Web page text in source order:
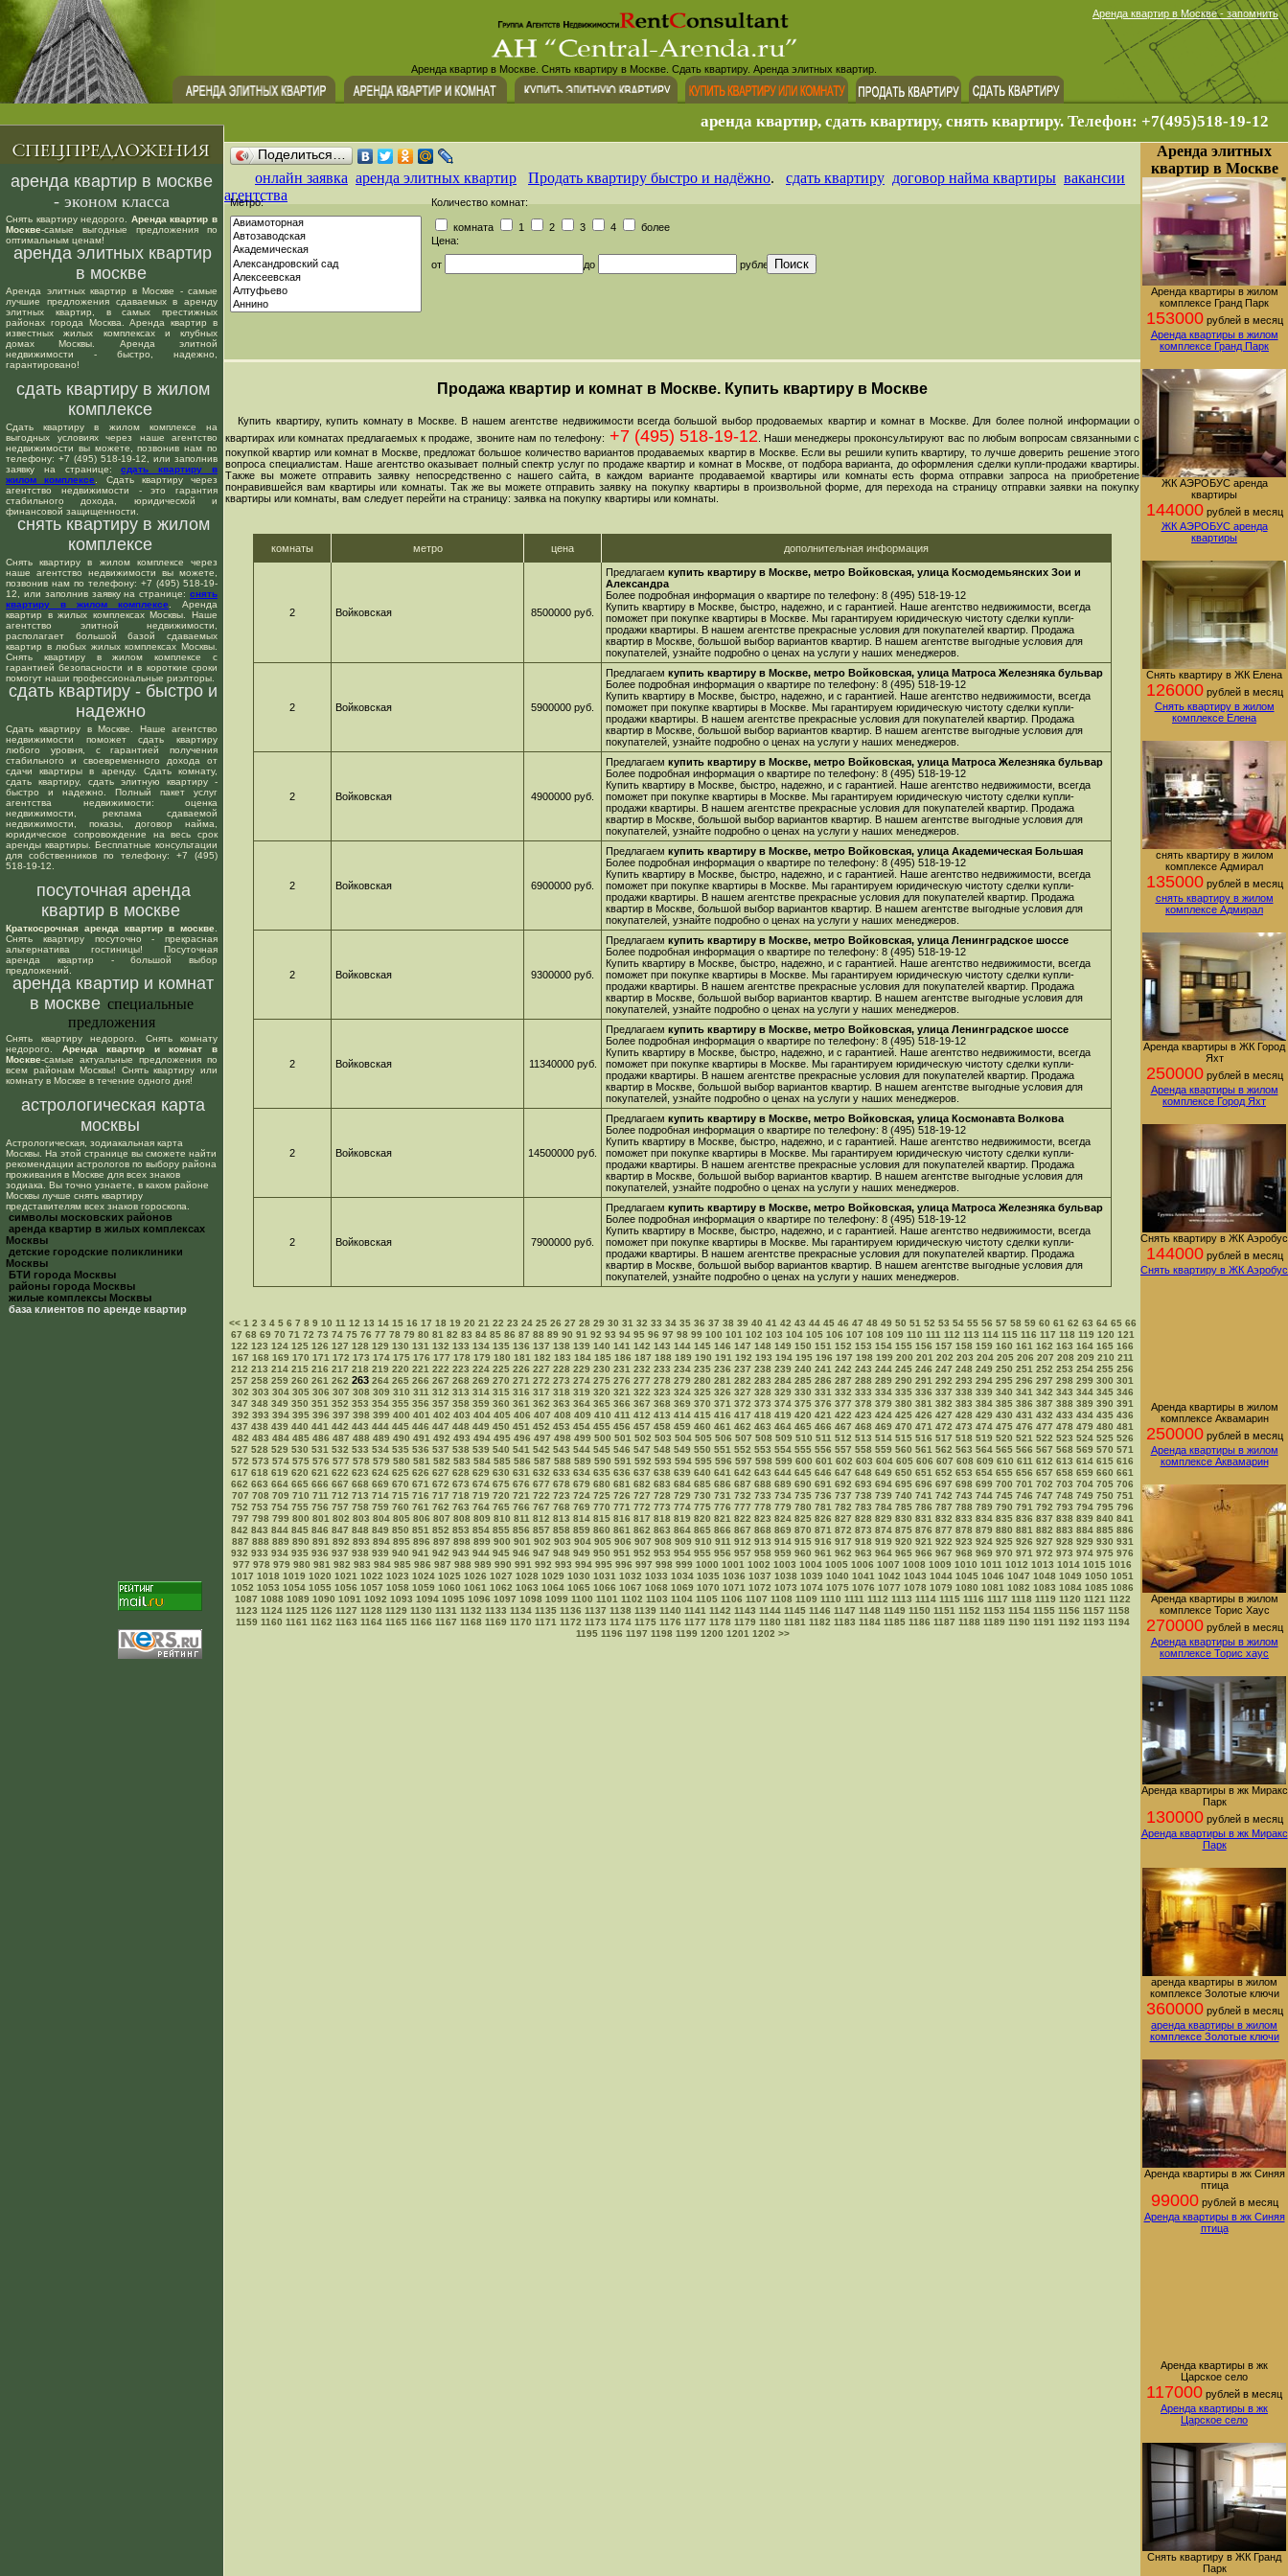
Аренда квартир в Москве - запомнить
Аренда квартир в Москве. Снять квартиру в Москве. Сдать квартиру. Аренда элитных квартир.
аренда квартир, сдать квартиру, снять квартиру. Телефон: +7(495)518-19-12
аренда квартир в москве
- эконом класса
Снять квартиру недорого. Аренда квартир в
Москве-самые выгодные предложения по
оптимальным ценам!
аренда элитных квартир
в москве
Аренда элитных квартир в Москве - самые
лучшие предложения сдаваемых в аренду
элитных квартир, в самых престижных
районах города Москва. Аренда квартир в
известных жилых комплексах и клубных
домах Москвы. Аренда элитной
недвижимости - быстро, надежно,
гарантировано!
сдать квартиру в жилом
комплексе
Сдать квартиру в жилом комплексе на
выгодных условиях через наше агентство
недвижимости вы можете, позвонив нам по
телефону: +7 (495) 518-19-12, или заполнив
заявку на странице:сдать квартиру в
жилом комплексе . Сдать квартиру через
агентство недвижимости - это гарантия
стабильного дохода, юридической и
финансовой защищенности.
снять квартиру в жилом
комплексе
Снять квартиру в жилом комплексе через
наше агентство недвижимости вы можете,
позвонив нам по телефону: +7 (495) 518-19-
12, или заполнив заявку на странице: снять
квартиру в жилом комплексе . Аренда
квартир в жилых комплексах Москвы. Наше
агентство элитной недвижимости,
располагает большой базой сдаваемых
квартир в любых жилых комплексах Москвы.
Снять квартиру в жилом комплексе с
гарантией безопасности и в короткие сроки
помогут наши профессиональные риэлторы.
сдать квартиру - быстро и
надежно
Сдать квартиру в Москве. Наше агентство
недвижимости поможет сдать квартиру
любого уровня, с гарантией получения
стабильного и своевременного дохода от
сдачи квартиры в аренду. Сдать комнату,
сдать квартиру, сдать элитную квартиру -
быстро и надежно. Полный пакет услуг
агентства недвижимости: оценка
недвижимости, реклама сдаваемой
недвижимости, показы, договор найма,
юридическое сопровождение на весь срок
аренды квартиры. Бесплатные консультации
для собственников по телефону: +7 (495)
518-19-12.
посуточная аренда
квартир в москве
Краткосрочная аренда квартир в москве
Снять квартиру посуточно - прекрасная
альтернатива гостиницы! Посуточная
аренда квартир - большой выбор
предложений.
аренда квартир и комнат
в москве специальные
предложения
Снять квартиру недорого. Снять комнату
недорого. Аренда квартир и комнат в
Москве-самые актуальные предложения по
всем районам Москвы! Снять квартиру или
комнату в Москве в течение одного дня!
астрологическая карта
москвы
Астрологическая, зодиакальная карта
Москвы. На этой странице вы сможете найти
рекомендации астрологов по выбору района
проживания в Москве для всех знаков
зодиака. Вы точно узнаете, в каком районе
Москвы лучше снять квартиру
представителям всех знаков гороскопа.
cимволы московских районов
аренда квартир в жилых комплексах
Москвы
детские городские поликлиники
Москвы
БТИ города Москвы
районы города Москвы
жилые комплексы Москвы
база клиентов по аренде квартир
Поделиться…
онлайн заявка аренда элитных квартир Продать квартиру быстро и надёжно. сдать квартиру договор найма квартиры вакансии
агентства
Метро: Количество комнат:
комната 1 2 3 4
более
Цена:
от до рублей
Продажа квартир и комнат в Москве. Купить квартиру в Москве
Купить квартиру, купить комнату в Москве. В нашем агентстве недвижимости всегда большой выбор продоваемых квартир и комнат в Москве. Для более полной информации о
квартирах или комнатах предлагаемых к продаже, звоните нам по телефону: +7 (495) 518-19-12 . Наши менеджеры проконсультируют вас по любым вопросам связанными с
покупкой квартир или комнат в Москве, предложат большое количество вариантов продаваемых квартир в Москве. Если вы решили купить квартиру, то лучше доверить решение этого
вопроса специалистам. Наше агентство оказывает полный спектр услуг по продаже квартир и комнат в Москве, от подбора варианта, до оформления сделки купли-продажи квартиры.
Также вы можете отправить заявку непосредственно с нашего сайта, в каждом варианте продаваемой квартиры или комнаты есть форма отправки запроса на приобретение
понравившейся вам квартиры или комнаты. Так же вы можете отправить заявку на покупку квартиры в произвольной форме, для перехода на страницу отправки заявки на покупку
квартиры или комнаты, вам следует перейти на страницу: заявка на покупку квартиры или комнаты.
комнаты метро цена дополнительная информация
2 Войковская 8500000 руб.
Предлагаем купить квартиру в Москве, метро Войковская, улица Космодемьянских Зои и
Александра
Более подробная информация о квартире по телефону: 8 (495) 518-19-12
Купить квартиру в Москве, быстро, надежно, и с гарантией. Наше агентство недвижимости, всегда
поможет при покупке квартиры в Москве. Мы гарантируем юридическую чистоту сделки купли-
продажи квартиры. В нашем агентстве прекрасные условия для покупателей квартир. Продажа
квартир в Москве, большой выбор вариантов квартир. В нашем агентстве выгодные условия для
покупателей, узнайте подробно о ценах на услуги у наших менеджеров.
2 Войковская 5900000 руб.
Предлагаем купить квартиру в Москве, метро Войковская, улица Матроса Железняка бульвар
Более подробная информация о квартире по телефону: 8 (495) 518-19-12
Купить квартиру в Москве, быстро, надежно, и с гарантией. Наше агентство недвижимости, всегда
поможет при покупке квартиры в Москве. Мы гарантируем юридическую чистоту сделки купли-
продажи квартиры. В нашем агентстве прекрасные условия для покупателей квартир. Продажа
квартир в Москве, большой выбор вариантов квартир. В нашем агентстве выгодные условия для
покупателей, узнайте подробно о ценах на услуги у наших менеджеров.
2 Войковская 4900000 руб.
Предлагаем купить квартиру в Москве, метро Войковская, улица Матроса Железняка бульвар
Более подробная информация о квартире по телефону: 8 (495) 518-19-12
Купить квартиру в Москве, быстро, надежно, и с гарантией. Наше агентство недвижимости, всегда
поможет при покупке квартиры в Москве. Мы гарантируем юридическую чистоту сделки купли-
продажи квартиры. В нашем агентстве прекрасные условия для покупателей квартир. Продажа
квартир в Москве, большой выбор вариантов квартир. В нашем агентстве выгодные условия для
покупателей, узнайте подробно о ценах на услуги у наших менеджеров.
2 Войковская 6900000 руб.
Предлагаем купить квартиру в Москве, метро Войковская, улица Академическая Большая
Более подробная информация о квартире по телефону: 8 (495) 518-19-12
Купить квартиру в Москве, быстро, надежно, и с гарантией. Наше агентство недвижимости, всегда
поможет при покупке квартиры в Москве. Мы гарантируем юридическую чистоту сделки купли-
продажи квартиры. В нашем агентстве прекрасные условия для покупателей квартир. Продажа
квартир в Москве, большой выбор вариантов квартир. В нашем агентстве выгодные условия для
покупателей, узнайте подробно о ценах на услуги у наших менеджеров.
2 Войковская 9300000 руб.
Предлагаем купить квартиру в Москве, метро Войковская, улица Ленинградское шоссе
Более подробная информация о квартире по телефону: 8 (495) 518-19-12
Купить квартиру в Москве, быстро, надежно, и с гарантией. Наше агентство недвижимости, всегда
поможет при покупке квартиры в Москве. Мы гарантируем юридическую чистоту сделки купли-
продажи квартиры. В нашем агентстве прекрасные условия для покупателей квартир. Продажа
квартир в Москве, большой выбор вариантов квартир. В нашем агентстве выгодные условия для
покупателей, узнайте подробно о ценах на услуги у наших менеджеров.
2 Войковская 11340000 руб.
Предлагаем купить квартиру в Москве, метро Войковская, улица Ленинградское шоссе
Более подробная информация о квартире по телефону: 8 (495) 518-19-12
Купить квартиру в Москве, быстро, надежно, и с гарантией. Наше агентство недвижимости, всегда
поможет при покупке квартиры в Москве. Мы гарантируем юридическую чистоту сделки купли-
продажи квартиры. В нашем агентстве прекрасные условия для покупателей квартир. Продажа
квартир в Москве, большой выбор вариантов квартир. В нашем агентстве выгодные условия для
покупателей, узнайте подробно о ценах на услуги у наших менеджеров.
2 Войковская 14500000 руб.
Предлагаем купить квартиру в Москве, метро Войковская, улица Космонавта Волкова
Более подробная информация о квартире по телефону: 8 (495) 518-19-12
Купить квартиру в Москве, быстро, надежно, и с гарантией. Наше агентство недвижимости, всегда
поможет при покупке квартиры в Москве. Мы гарантируем юридическую чистоту сделки купли-
продажи квартиры. В нашем агентстве прекрасные условия для покупателей квартир. Продажа
квартир в Москве, большой выбор вариантов квартир. В нашем агентстве выгодные условия для
покупателей, узнайте подробно о ценах на услуги у наших менеджеров.
2 Войковская 7900000 руб.
Предлагаем купить квартиру в Москве, метро Войковская, улица Матроса Железняка бульвар
Более подробная информация о квартире по телефону: 8 (495) 518-19-12
Купить квартиру в Москве, быстро, надежно, и с гарантией. Наше агентство недвижимости, всегда
поможет при покупке квартиры в Москве. Мы гарантируем юридическую чистоту сделки купли-
продажи квартиры. В нашем агентстве прекрасные условия для покупателей квартир. Продажа
квартир в Москве, большой выбор вариантов квартир. В нашем агентстве выгодные условия для
покупателей, узнайте подробно о ценах на услуги у наших менеджеров.
<< 1 2 3 4 5 6 7 8 9 10 11 12 13 14 15 16 17 18 19 20 21 22 23 24 25 26 27 28 29 30 31 32 33 34 35 36 37 38 39 40 41 42 43 44 45 46 47 48 49 50 51 52 53 54 55 56 57 58 59 60 61 62 63 64 65 66
67 68 69 70 71 72 73 74 75 76 77 78 79 80 81 82 83 84 85 86 87 88 89 90 91 92 93 94 95 96 97 98 99 100 101 102 103 104 105 106 107 108 109 110 111 112 113 114 115 116 117 118 119 120 121
122 123 124 125 126 127 128 129 130 131 132 133 134 135 136 137 138 139 140 141 142 143 144 145 146 147 148 149 150 151 152 153 154 155 156 157 158 159 160 161 162 163 164 165 166
167 168 169 170 171 172 173 174 175 176 177 178 179 180 181 182 183 184 185 186 187 188 189 190 191 192 193 194 195 196 197 198 199 200 201 202 203 204 205 206 207 208 209 210 211
212 213 214 215 216 217 218 219 220 221 222 223 224 225 226 227 228 229 230 231 232 233 234 235 236 237 238 239 240 241 242 243 244 245 246 247 248 249 250 251 252 253 254 255 256
257 258 259 260 261 262 263 264 265 266 267 268 269 270 271 272 273 274 275 276 277 278 279 280 281 282 283 284 285 286 287 288 289 290 291 292 293 294 295 296 297 298 299 300 301
302 303 304 305 306 307 308 309 310 311 312 313 314 315 316 317 318 319 320 321 322 323 324 325 326 327 328 329 330 331 332 333 334 335 336 337 338 339 340 341 342 343 344 345 346
347 348 349 350 351 352 353 354 355 356 357 358 359 360 361 362 363 364 365 366 367 368 369 370 371 372 373 374 375 376 377 378 379 380 381 382 383 384 385 386 387 388 389 390 391
392 393 394 395 396 397 398 399 400 401 402 403 404 405 406 407 408 409 410 411 412 413 414 415 416 417 418 419 420 421 422 423 424 425 426 427 428 429 430 431 432 433 434 435 436
437 438 439 440 441 442 443 444 445 446 447 448 449 450 451 452 453 454 455 456 457 458 459 460 461 462 463 464 465 466 467 468 469 470 471 472 473 474 475 476 477 478 479 480 481
482 483 484 485 486 487 488 489 490 491 492 493 494 495 496 497 498 499 500 501 502 503 504 505 506 507 508 509 510 511 512 513 514 515 516 517 518 519 520 521 522 523 524 525 526
527 528 529 530 531 532 533 534 535 536 537 538 539 540 541 542 543 544 545 546 547 548 549 550 551 552 553 554 555 556 557 558 559 560 561 562 563 564 565 566 567 568 569 570 571
572 573 574 575 576 577 578 579 580 581 582 583 584 585 586 587 588 589 590 591 592 593 594 595 596 597 598 599 600 601 602 603 604 605 606 607 608 609 610 611 612 613 614 615 616
617 618 619 620 621 622 623 624 625 626 627 628 629 630 631 632 633 634 635 636 637 638 639 640 641 642 643 644 645 646 647 648 649 650 651 652 653 654 655 656 657 658 659 660 661
662 663 664 665 666 667 668 669 670 671 672 673 674 675 676 677 678 679 680 681 682 683 684 685 686 687 688 689 690 691 692 693 694 695 696 697 698 699 700 701 702 703 704 705 706
707 708 709 710 711 712 713 714 715 716 717 718 719 720 721 722 723 724 725 726 727 728 729 730 731 732 733 734 735 736 737 738 739 740 741 742 743 744 745 746 747 748 749 750 751
752 753 754 755 756 757 758 759 760 761 762 763 764 765 766 767 768 769 770 771 772 773 774 775 776 777 778 779 780 781 782 783 784 785 786 787 788 789 790 791 792 793 794 795 796
797 798 799 800 801 802 803 804 805 806 807 808 809 810 811 812 813 814 815 816 817 818 819 820 821 822 823 824 825 826 827 828 829 830 831 832 833 834 835 836 837 838 839 840 841
842 843 844 845 846 847 848 849 850 851 852 853 854 855 856 857 858 859 860 861 862 863 864 865 866 867 868 869 870 871 872 873 874 875 876 877 878 879 880 881 882 883 884 885 886
887 888 889 890 891 892 893 894 895 896 897 898 899 900 901 902 903 904 905 906 907 908 909 910 911 912 913 914 915 916 917 918 919 920 921 922 923 924 925 926 927 928 929 930 931
932 933 934 935 936 937 938 939 940 941 942 943 944 945 946 947 948 949 950 951 952 953 954 955 956 957 958 959 960 961 962 963 964 965 966 967 968 969 970 971 972 973 974 975 976
977 978 979 980 981 982 983 984 985 986 987 988 989 990 991 992 993 994 995 996 997 998 999 1000 1001 1002 1003 1004 1005 1006 1007 1008 1009 1010 1011 1012 1013 1014 1015 1016
1017 1018 1019 1020 1021 1022 1023 1024 1025 1026 1027 1028 1029 1030 1031 1032 1033 1034 1035 1036 1037 1038 1039 1040 1041 1042 1043 1044 1045 1046 1047 1048 1049 1050 1051
1052 1053 1054 1055 1056 1057 1058 1059 1060 1061 1062 1063 1064 1065 1066 1067 1068 1069 1070 1071 1072 1073 1074 1075 1076 1077 1078 1079 1080 1081 1082 1083 1084 1085 1086
1087 1088 1089 1090 1091 1092 1093 1094 1095 1096 1097 1098 1099 1100 1101 1102 1103 1104 1105 1106 1107 1108 1109 1110 1111 1112 1113 1114 1115 1116 1117 1118 1119 1120 1121 1122
1123 1124 1125 1126 1127 1128 1129 1130 1131 1132 1133 1134 1135 1136 1137 1138 1139 1140 1141 1142 1143 1144 1145 1146 1147 1148 1149 1150 1151 1152 1153 1154 1155 1156 1157 1158
1159 1160 1161 1162 1163 1164 1165 1166 1167 1168 1169 1170 1171 1172 1173 1174 1175 1176 1177 1178 1179 1180 1181 1182 1183 1184 1185 1186 1187 1188 1189 1190 1191 1192 1193 1194
1195 1196 1197 1198 1199 1200 1201 1202 >>
Аренда элитных
квартир в Москве
Аренда квартиры в жилом
комплексе Гранд Парк
153000рублей в месяц
Аренда квартиры в жилом
комплексе Гранд Парк
ЖК АЭРОБУС аренда
квартиры
144000рублей в месяц
ЖК АЭРОБУС аренда
квартиры
Снять квартиру в ЖК Елена
126000рублей в месяц
Снять квартиру в жилом
комплексе Елена
снять квартиру в жилом
комплексе Адмирал
135000рублей в месяц
снять квартиру в жилом
комплексе Адмирал
Аренда квартиры в ЖК Город
Яхт
250000рублей в месяц
Аренда квартиры в жилом
комплексе Город Яхт
Снять квартиру в ЖК Аэробус
144000рублей в месяц
Снять квартиру в ЖК Аэробус
Аренда квартиры в жилом
комплексе Аквамарин
250000рублей в месяц
Аренда квартиры в жилом
комплексе Аквамарин
Аренда квартиры в жилом
комплексе Торис Хаус
270000рублей в месяц
Аренда квартиры в жилом
комплексе Торис хаус
Аренда квартиры в жк Миракс
Парк
130000рублей в месяц
Аренда квартиры в жк Миракс
Парк
аренда квартиры в жилом
комплексе Золотые ключи
360000рублей в месяц
аренда квартиры в жилом
комплексе Золотые ключи
Аренда квартиры в жк Синяя
птица
99000рублей в месяц
Аренда квартиры в жк Синяя
птица
Аренда квартиры в жк
Царское село
117000 рублей в месяц
Аренда квартиры в жк
Царское село
Снять квартиру в ЖК Гранд
Парк